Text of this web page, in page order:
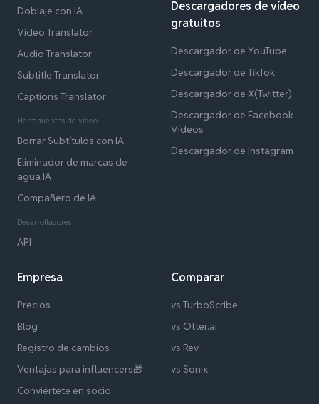
Doblaje con IA
Video Translator
Audio Translator
Subtitle Translator
Captions Translator
Herramientas de vídeo
Borrar Subtítulos con IA
Eliminador de marcas de
agua IA
Compañero de IA
Desarrolladores
API
Descargadores de vídeo
gratuitos
Descargador de YouTube
Descargador de TikTok
Descargador de X(Twitter)
Descargador de Facebook
Vídeos
Descargador de Instagram
Empresa
Precios
Blog
Registro de cambios
Ventajas para influencers🎁
Conviértete en socio
Comparar
vs TurboScribe
vs Otter.ai
vs Rev
vs Sonix